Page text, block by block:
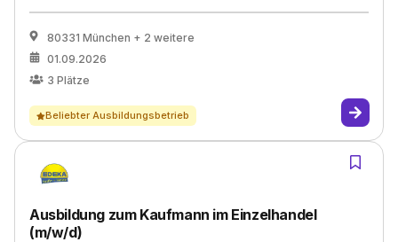
80331 München + 2 weitere
01.09.2026
3 Plätze
Beliebter Ausbildungsbetrieb
Ausbildung zum Kaufmann im Einzelhandel
(m/w/d)